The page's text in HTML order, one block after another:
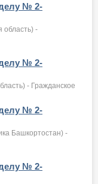
делу № 2-
область) -
делу № 2-
- Гражданское
делу № 2-
Башкортостан) -
делу № 2-